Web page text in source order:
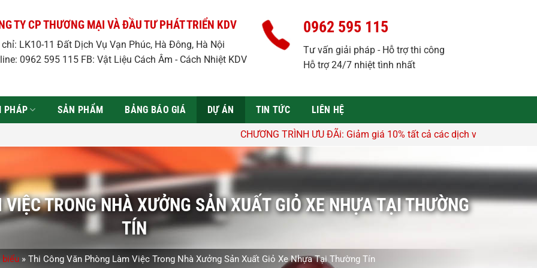
TY CP THƯƠNG MẠI VÀ ĐẦU TƯ PHÁT TRIỂN KDV
LK10-11 Đất Dịch Vụ Vạn Phúc, Hà Đông, Hà Nội
0962 595 115 FB: Vật Liệu Cách Âm - Cách Nhiệt KDV
0962 595 115
Tư vấn giải pháp - Hỗ trợ thi công
Hỗ trợ 24/7 nhiệt tình nhất
PHÁP SẢN PHẨM BẢNG BÁO GIÁ DỰ ÁN TIN TỨC LIÊN HỆ
CHƯƠNG TRÌNH ƯU ĐÃi: Giảm giá 10% tất cả các dịch vụ - Hỗ trợ tư vấn, lên thiết kế
TRONG NHÀ XƯỞNG SẢN XUẤT GIỎ XE NHỰA TẠI THƯỜNG
TÍN
biểu » Thi Công Văn Phòng Làm Việc Trong Nhà Xưởng Sản Xuất Giỏ Xe Nhựa Tại Thường Tín